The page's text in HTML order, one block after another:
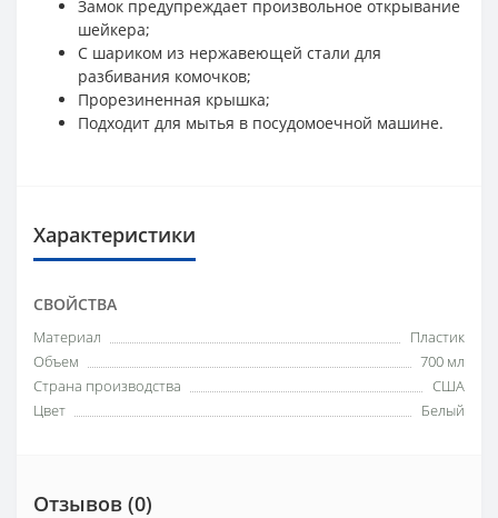
Замок предупреждает произвольное открывание
шейкера;
С шариком из нержавеющей стали для
разбивания комочков;
Прорезиненная крышка;
Подходит для мытья в посудомоечной машине.
Характеристики
СВОЙСТВА
Материал
Пластик
Объем
700 мл
Страна производства
США
Цвет
Белый
Отзывов (0)